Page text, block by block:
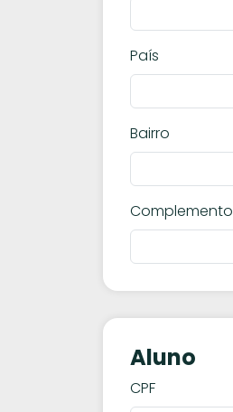
País
Bairro
Complemento
Aluno
CPF